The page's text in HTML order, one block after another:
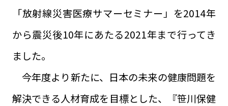
「放射線災害医療サマーセミナー」を2014年
から震災後10年にあたる2021年まで行ってき
ました。
今年度より新たに、日本の未来の健康問題を
解決できる人材育成を目標とした、『笹川保健